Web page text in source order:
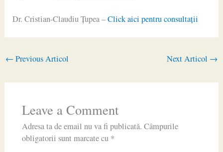
Dr. Cristian-Claudiu Ţupea –Click aici pentru consultaţii
← Previous Articol Next Articol →
Leave a Comment
Adresa ta de email nu va fi publicată. Câmpurile
obligatorii sunt marcate cu *